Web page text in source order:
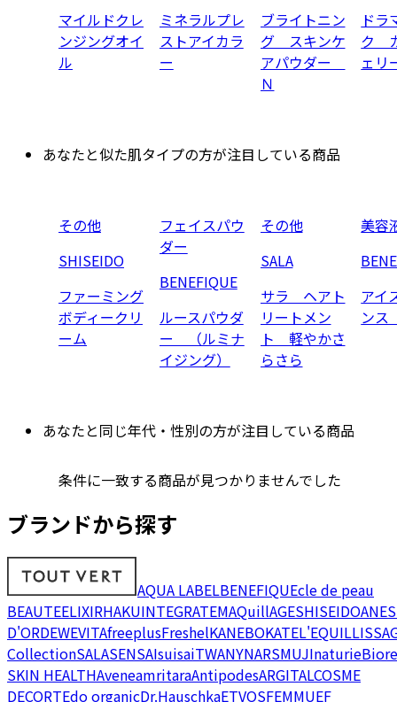
マイルドクレ
ンジングオイ
ル
ミネラルプレ
ストアイカラ
ー
ブライトニン
グ スキンケ
アパウダー
Ｎ
ドラ
ク
ェ
あなたと似た肌タイプの方が注目している商品
その他
SHISEIDO
ファーミング
ボディークリ
ーム
フェイスパウ
ダー
BENEFIQUE
ルースパウダ
ー （ルミナ
イジング）
その他
SALA
サラ ヘアト
リートメン
ト 軽やかさ
らさら
美容
アイ
ン
あなたと同じ年代・性別の方が注目している商品
条件に一致する商品が見つかりませんでした
ブランドから探す
AQUA LABELBENEFIQUEcle de peau
BEAUTEELIXIRHAKUINTEGRATEMAQuillAGESHISEIDO
D'ORDEWEVITAfreeplusFreshelKANEBOKATEL'EQUIL
CollectionSALASENSAIsuisaiTWANYNARSMUJInaturieBiore
SKIN HEALTHAveneamritaraAntipodesARGITALCOSME
DECORTEdo organicDr.HauschkaETVOSFEMMUEF